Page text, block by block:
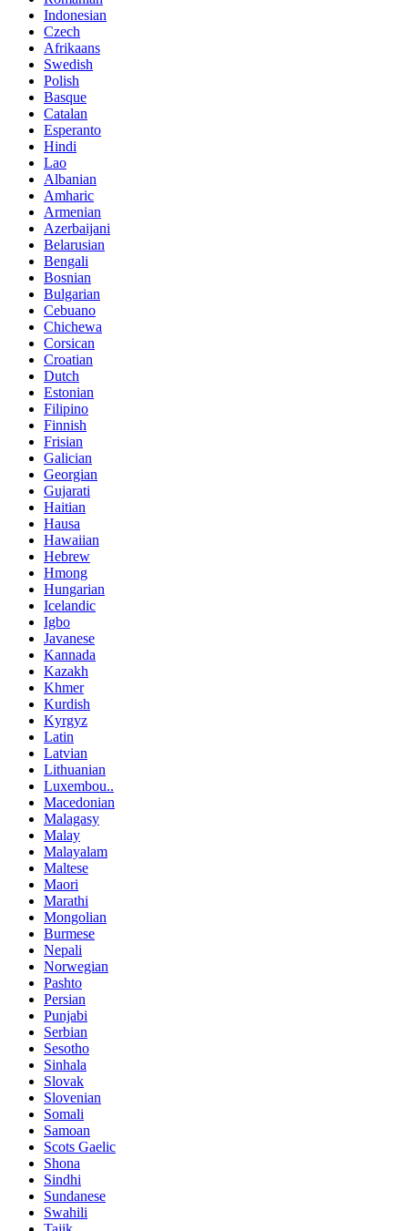
Indonesian
Czech
Afrikaans
Swedish
Polish
Basque
Catalan
Esperanto
Hindi
Lao
Albanian
Amharic
Armenian
Azerbaijani
Belarusian
Bengali
Bosnian
Bulgarian
Cebuano
Chichewa
Corsican
Croatian
Dutch
Estonian
Filipino
Finnish
Frisian
Galician
Georgian
Gujarati
Haitian
Hausa
Hawaiian
Hebrew
Hmong
Hungarian
Icelandic
Igbo
Javanese
Kannada
Kazakh
Khmer
Kurdish
Kyrgyz
Latin
Latvian
Lithuanian
Luxembou..
Macedonian
Malagasy
Malay
Malayalam
Maltese
Maori
Marathi
Mongolian
Burmese
Nepali
Norwegian
Pashto
Persian
Punjabi
Serbian
Sesotho
Sinhala
Slovak
Slovenian
Somali
Samoan
Scots Gaelic
Shona
Sindhi
Sundanese
Swahili